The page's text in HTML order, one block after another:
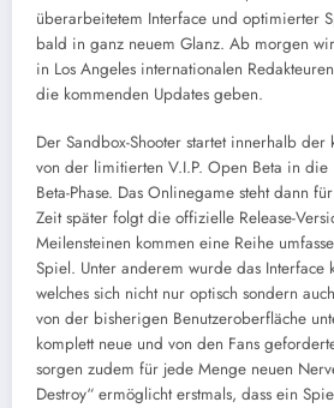
überarbeitetem Interface und optimierter
bald in ganz neuem Glanz. Ab morgen
in Los Angeles internationalen
die kommenden Updates geben.
Der Sandbox-Shooter startet innerhalb der
von der limitierten V.I.P. Open Beta in die
Beta-Phase. Das Onlinegame steht dann
Zeit später folgt die offizielle Release-
Meilensteinen kommen eine Reihe
Spiel. Unter anderem wurde das Interface
welches sich nicht nur optisch sondern
von der bisherigen Benutzeroberfläche
komplett neue und von den Fans
sorgen zudem für jede Menge neuen
Destroy“ ermöglicht erstmals, dass ein